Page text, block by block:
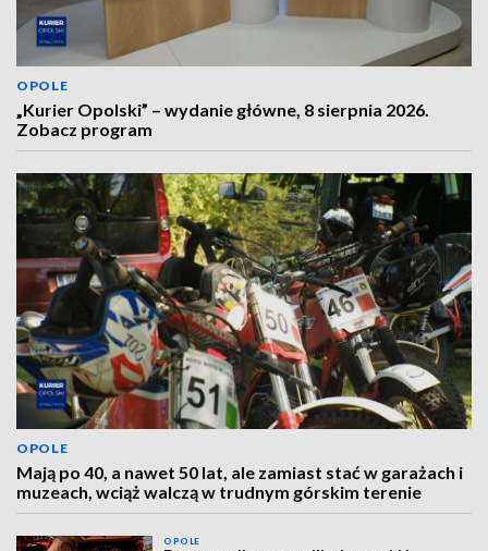
OPOLE
„Kurier Opolski” – wydanie główne, 8 sierpnia 2026.
Zobacz program
OPOLE
Mają po 40, a nawet 50 lat, ale zamiast stać w garażach i
muzeach, wciąż walczą w trudnym górskim terenie
OPOLE